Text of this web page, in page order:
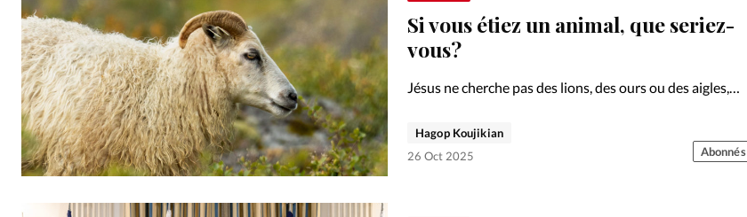
Si vous étiez un animal, que seriez-
vous?
Jésus ne cherche pas des lions, des ours ou des aigles,
fidèles à son cœur.
Hagop Koujikian
26 Oct 2025
Abonnés